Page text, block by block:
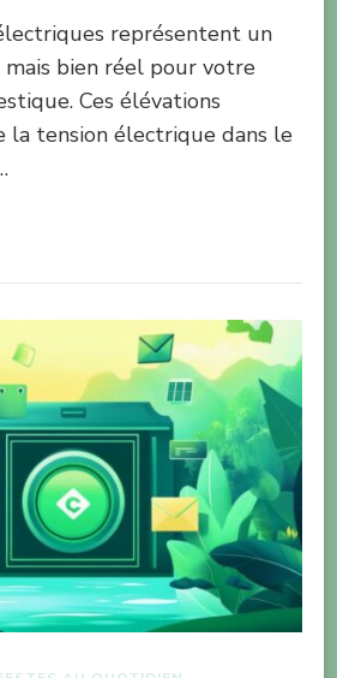
représentent un
bien réel pour votre
Ces élévations
la tension électrique dans le